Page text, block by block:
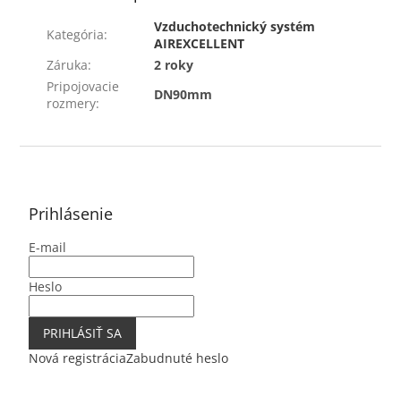
Kategória:
Vzduchotechnický systém
AIREXCELLENT
Záruka:
2 roky
Pripojovacie
rozmery:
DN90mm
Prihlásenie
E-mail
Heslo
PRIHLÁSIŤ SA
Nová registráciaZabudnuté heslo